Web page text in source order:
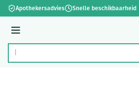
Ga naar de inhoud
Apothekersadvies Snelle beschikbaarheid
Menu
Product, merk, categorie...